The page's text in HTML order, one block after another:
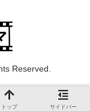
Reserved.
トップ サイドバー